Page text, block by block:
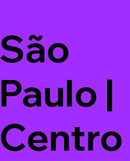
São
Paulo |
Centro